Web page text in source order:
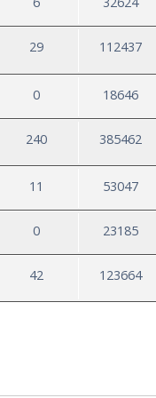
29 112437
0 18646
240 385462
11 53047
0 23185
42 123664